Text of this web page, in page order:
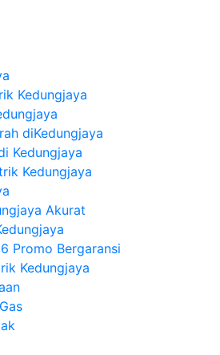
Kedungjaya
diKedungjaya
Kedungjaya
Kedungjaya
Akurat
Promo Bergaransi
Kedungjaya